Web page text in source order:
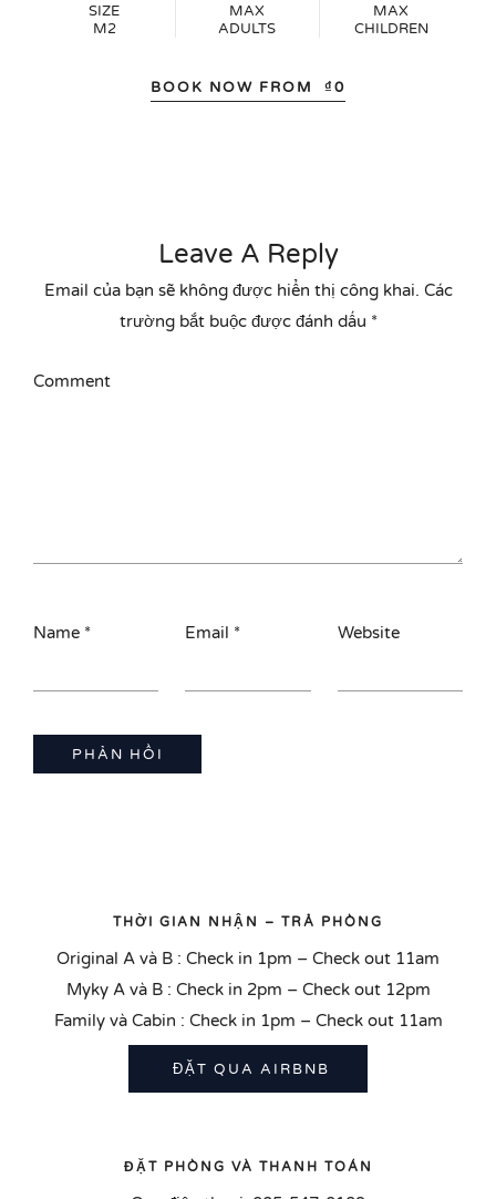
SIZE
M2
MAX
ADULTS
MAX
CHILDREN
BOOK NOW FROM ₫0
Leave A Reply
Email của bạn sẽ không được hiển thị công khai. Các
trường bắt buộc được đánh dấu *
Comment
Name * Email * Website
THỜI GIAN NHẬN – TRẢ PHÒNG
Original A và B : Check in 1pm – Check out 11am
Myky A và B : Check in 2pm – Check out 12pm
Family và Cabin : Check in 1pm – Check out 11am
ĐẶT QUA AIRBNB
ĐẶT PHÒNG VÀ THANH TOÁN